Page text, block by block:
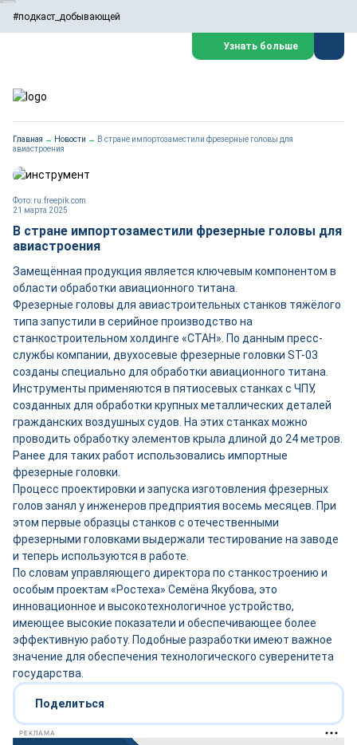
#подкаст_добывающей
Узнать больше
Главная → Новости → В стране импортозаместили фрезерные головы для
авиастроения
21 марта 2025
Фото: ru.freepik.com
В стране импортозаместили фрезерные головы для
авиастроения
Замещённая продукция является ключевым компонентом в
области обработки авиационного титана.
Фрезерные головы для авиастроительных станков тяжёлого
типа запустили в серийное производство на
станкостроительном холдинге «СТАН». По данным пресс-
службы компании, двухосевые фрезерные головки ST-03
созданы специально для обработки авиационного титана.
Инструменты применяются в пятиосевых станках с ЧПУ,
созданных для обработки крупных металлических деталей
гражданских воздушных судов. На этих станках можно
проводить обработку элементов крыла длиной до 24 метров.
Ранее для таких работ использовались импортные
фрезерные головки.
Процесс проектировки и запуска изготовления фрезерных
голов занял у инженеров предприятия восемь месяцев. При
этом первые образцы станков с отечественными
фрезерными головками выдержали тестирование на заводе
и теперь используются в работе.
По словам управляющего директора по станкостроению и
особым проектам «Ростеха» Семёна Якубова, это
инновационное и высокотехнологичное устройство,
имеющее высокие показатели и обеспечивающее более
эффективную работу. Подобные разработки имеют важное
значение для обеспечения технологического суверенитета
государства.
Поделиться
РЕКЛАМА